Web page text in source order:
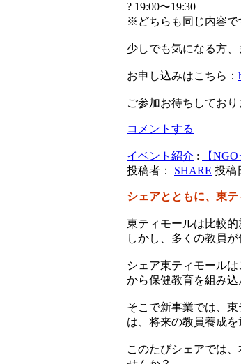
? 19:00〜19:30
※どちらも同じ内容で
少しでも気になる方
お申し込みはこちら：
ご参加お待ちしており
コメントする
イベント紹介 :
【
投稿者： SHARE 投稿
シェアとともに、東
東ティモールは比較
しかし、多くの教員
シェア東ティモール
から保健教育を組み込
そこで新事業では、
は、将来の教員養成
このたびシェアでは